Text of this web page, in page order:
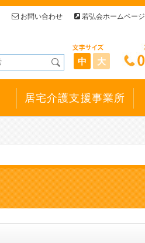
お問い合わせ 若弘会ホームページ
中 大
居宅介護支援事業所